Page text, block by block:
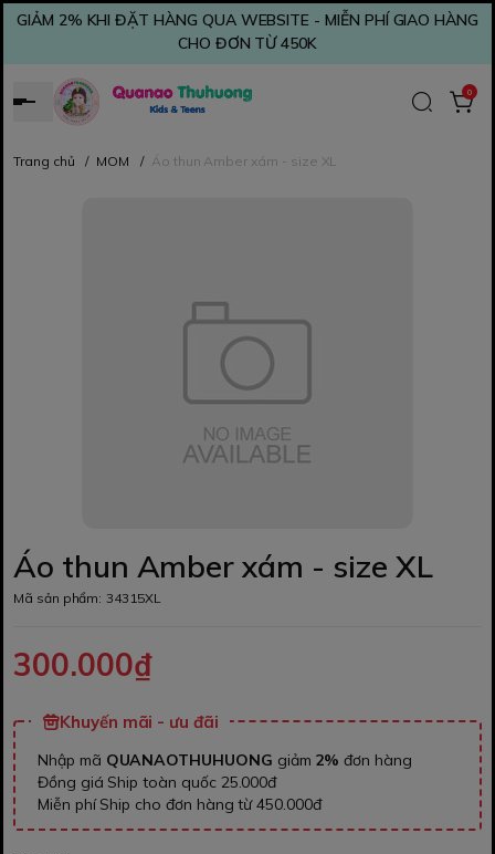
GIẢM 2% KHI ĐẶT HÀNG QUA WEBSITE - MIỄN PHÍ GIAO HÀNG
CHO ĐƠN TỪ 450K
0
Trang chủ / MOM / Áo thun Amber xám - size XL
Áo thun Amber xám - size XL
Mã sản phẩm: 34315XL
300.000₫
Khuyến mãi - ưu đãi
Nhập mã QUANAOTHUHUONG giảm 2% đơn hàng
Đồng giá Ship toàn quốc 25.000đ
Miễn phí Ship cho đơn hàng từ 450.000đ